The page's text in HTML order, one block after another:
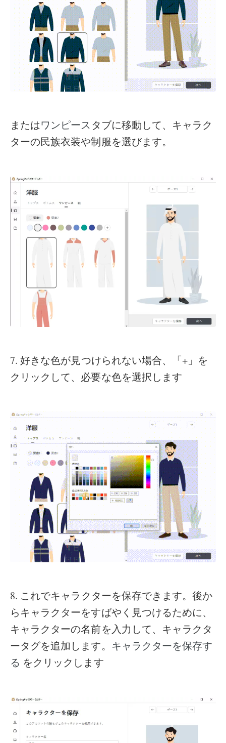
またはワンピース タブに移動して、キャラク
ターの民族衣装や制服を選びます。
7. 好きな色が見つけられない場合、「+」を
クリックして、必要な色を選択します
8. これでキャラクターを保存できます。後か
らキャラクターをすばやく見つけるために、
キャラクターの名前を入力して、キャラクタ
ータグを追加します。 キャラクターを保存す
る をクリックします